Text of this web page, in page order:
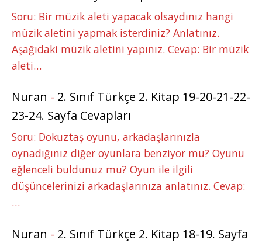
Soru: Bir müzik aleti yapacak olsaydınız hangi
müzik aletini yapmak isterdiniz? Anlatınız.
Aşağıdaki müzik aletini yapınız. Cevap: Bir müzik
aleti…
Nuran - 2. Sınıf Türkçe 2. Kitap 19-20-21-22-
23-24. Sayfa Cevapları
Soru: Dokuztaş oyunu, arkadaşlarınızla
oynadığınız diğer oyunlara benziyor mu? Oyunu
eğlenceli buldunuz mu? Oyun ile ilgili
düşüncelerinizi arkadaşlarınıza anlatınız. Cevap:
…
Nuran - 2. Sınıf Türkçe 2. Kitap 18-19. Sayfa